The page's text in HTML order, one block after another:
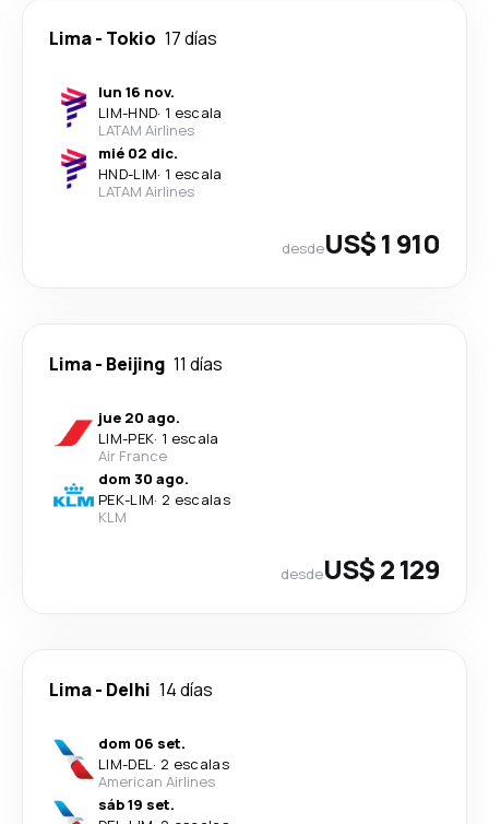
Lima- Tokio 17 días
lun 16 nov.
LIM-HND· 1 escala
LATAM Airlines
mié 02 dic.
HND-LIM· 1 escala
LATAM Airlines
desdeUS$ 1 910
Lima- Beijing 11 días
jue 20 ago.
LIM-PEK· 1 escala
Air France
dom 30 ago.
PEK-LIM· 2 escalas
KLM
desdeUS$ 2 129
Lima- Delhi 14 días
dom 06 set.
LIM-DEL· 2 escalas
American Airlines
sáb 19 set.